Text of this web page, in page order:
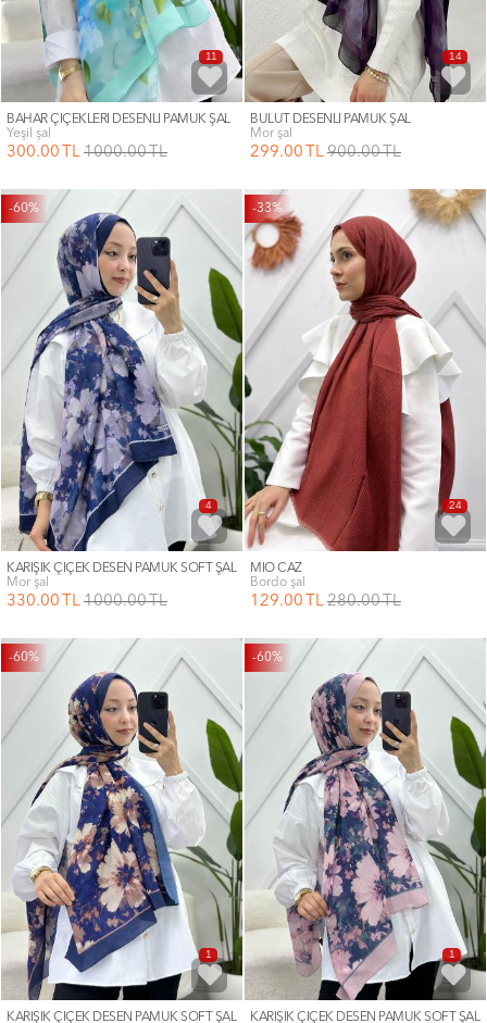
11
BAHAR ÇİÇEKLERİ DESENLİ PAMUK ŞAL
yeşil şal
300.00 TL 1000.00TL
14
BULUT DESENLİ PAMUK ŞAL
mor şal
299.00 TL 900.00TL
-60%
4
KARIŞIK ÇİÇEK DESEN PAMUK SOFT ŞAL
mor şal
330.00 TL 1000.00TL
-33%
24
MİO CAZ
bordo şal
129.00 TL 280.00TL
-60%
1
KARIŞIK ÇİÇEK DESEN PAMUK SOFT ŞAL
-60%
1
KARIŞIK ÇİÇEK DESEN PAMUK SOFT ŞAL